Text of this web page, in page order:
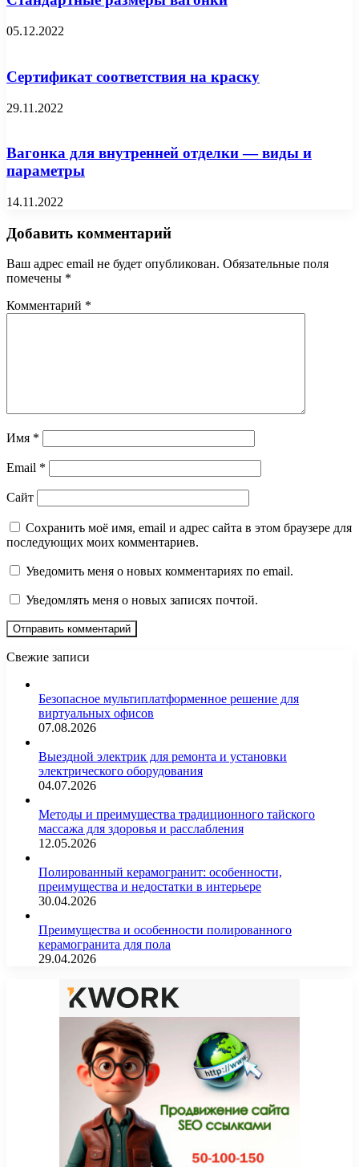
05.12.2022
Сертификат соответствия на краску
29.11.2022
Вагонка для внутренней отделки — виды и
параметры
14.11.2022
Добавить комментарий
Ваш адрес email не будет опубликован. Обязательные поля
помечены *
Комментарий *
Имя *
Email *
Сайт
Сохранить моё имя, email и адрес сайта в этом браузере для
последующих моих комментариев.
Уведомить меня о новых комментариях по email.
Уведомлять меня о новых записях почтой.
Свежие записи
Безопасное мультиплатформенное решение для
виртуальных офисов
07.08.2026
Выездной электрик для ремонта и установки
электрического оборудования
04.07.2026
Методы и преимущества традиционного тайского
массажа для здоровья и расслабления
12.05.2026
Полированный керамогранит: особенности,
преимущества и недостатки в интерьере
30.04.2026
Преимущества и особенности полированного
керамогранита для пола
29.04.2026